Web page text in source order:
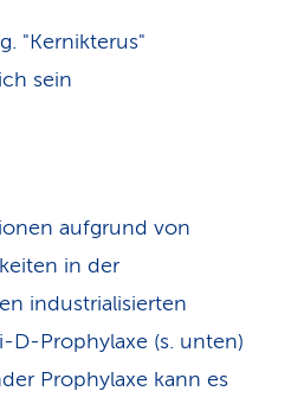
"Kernikterus"
sein
aufgrund von
in der
industrialisierten
D-Prophylaxe (s. unten)
Prophylaxe kann es